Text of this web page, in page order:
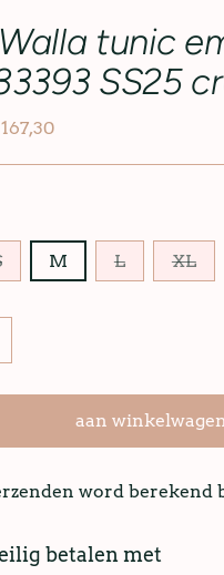
tunic
SS25
M L XL
aan
word berekend
betalen met